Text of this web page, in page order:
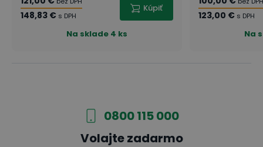
148,83 € s DPH
Kúpiť
Na sklade 4 ks
123,00 € s DPH
Na
0800 115 000
Volajte zadarmo